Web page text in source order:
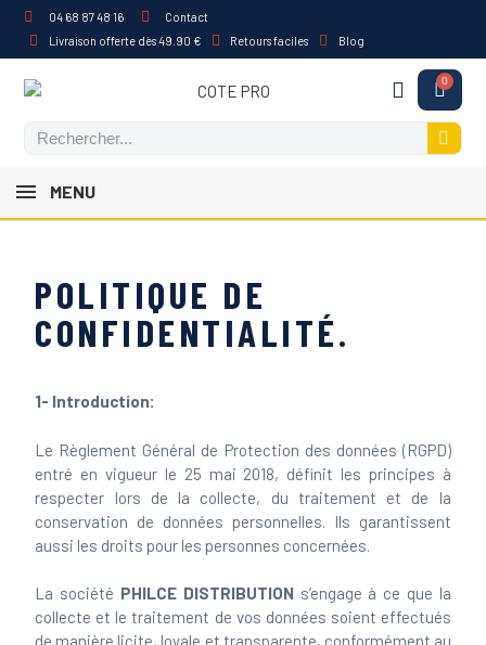
04 68 87 48 16
Contact
Livraison offerte dès 49.90 €
Retours faciles Blog
MENU
POLITIQUE DE
CONFIDENTIALITÉ.
1- Introduction:
Le Règlement Général de Protection des données (RGPD)
entré en vigueur le 25 mai 2018, définit les principes à
respecter lors de la collecte, du traitement et de la
conservation de données personnelles. Ils garantissent
aussi les droits pour les personnes concernées.
La société PHILCE DISTRIBUTION s’engage à ce que la
collecte et le traitement de vos données soient effectués
de manière licite, loyale et transparente, conformément au